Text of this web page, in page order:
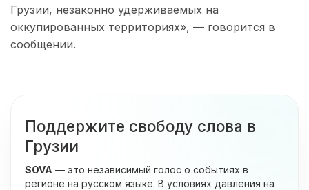
Грузии, незаконно удерживаемых на
оккупированных территориях», — говорится в
сообщении.
Поддержите свободу слова в
Грузии
SOVA — это независимый голос о событиях в
регионе на русском языке. В условиях давления на